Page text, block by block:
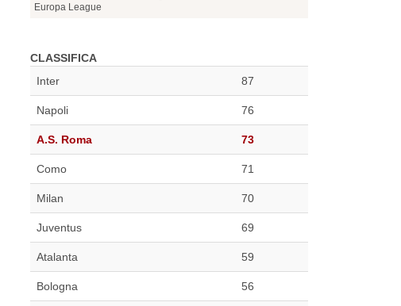
Europa League
CLASSIFICA
Inter
87
Napoli 76
A.S. Roma 73
Como 71
Milan 70
Juventus 69
Atalanta 59
Bologna 56